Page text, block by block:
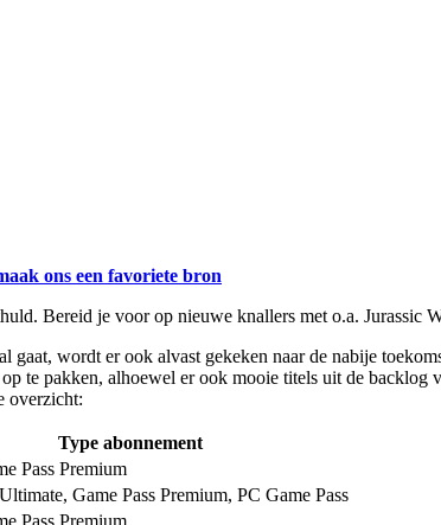
ons een favoriete bron
Bereid je voor op nieuwe knallers met o.a. Jurassic
gaat, wordt er ook alvast gekeken naar de nabije
te pakken, alhoewel er ook mooie titels uit de
overzicht:
Type abonnement
Pass Premium
Game Pass Premium, PC Game Pass
Pass Premium